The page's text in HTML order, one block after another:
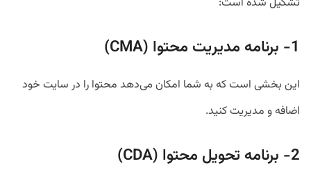
1- برنامه مدیریت محتوا (CMA)
این بخشی است که به شما امکان می‌دهد محتوا را در سایت خود
اضافه و مدیریت کنید.
2- برنامه تحویل محتوا (CDA)